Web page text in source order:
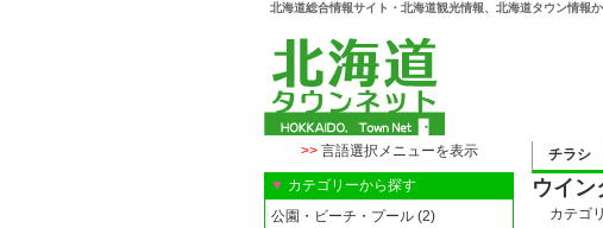
北海道総合情報サイト・北海道観光情報、北海道タウン情報
>>言語選択メニューを表示
▼ カテゴリーから探す
公園・ビーチ・プール (2)
チラシ
ウイン
カテゴ